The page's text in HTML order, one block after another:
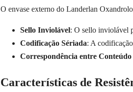
O envase externo do Landerlan
Sello Inviolável: O sello inviolável
Codificação Sériada: A
Correspondência entre
Características de